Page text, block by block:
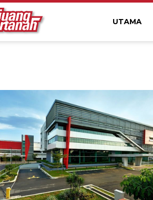
UTAMA